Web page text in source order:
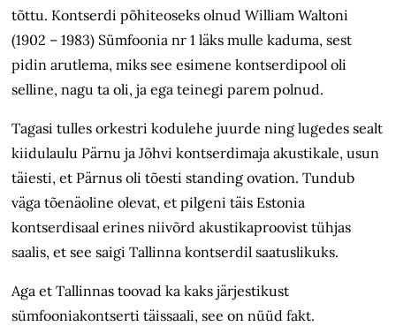
tõttu. Kontserdi põhiteoseks olnud William Waltoni
(1902 – 1983) Sümfoonia nr 1 läks mulle kaduma, sest
pidin arutlema, miks see esimene kontserdipool oli
selline, nagu ta oli, ja ega teinegi parem polnud.
Tagasi tulles orkestri kodulehe juurde ning lugedes sealt
kiidulaulu Pärnu ja Jõhvi kontserdimaja akustikale, usun
täiesti, et Pärnus oli tõesti standing ovation. Tundub
väga tõenäoline olevat, et pilgeni täis Estonia
kontserdisaal erines niivõrd akustikaproovist tühjas
saalis, et see saigi Tallinna kontserdil saatuslikuks.
Aga et Tallinnas toovad ka kaks järjestikust
sümfooniakontserti täissaali, see on nüüd fakt.